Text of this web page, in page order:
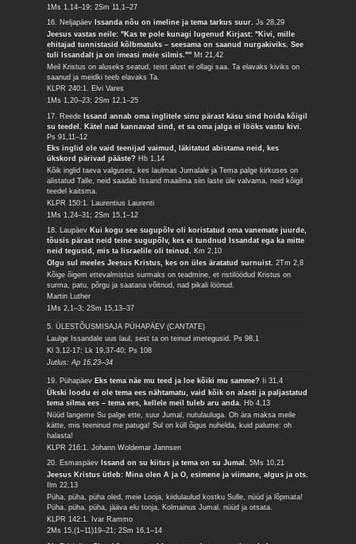
1Ms 1,14–19; 2Sm 11,1–27
16. Neljapäev Issanda nõu on imeline ja tema tarkus suur.Js 28,29
Jeesus vastas neile: "Kas te pole kunagi lugenud Kirjast: "Kivi, mille
ehitajad tunnistasid kõlbmatuks – seesama on saanud nurgakiviks. See
tuli Issandalt ja on imeasi meie silmis."" Mt 21,42
Meil Kristus on aluseks seatud, teist alust ei ollagi saa. Ta elavaks kiviks on
saanud ja meidki teeb elavaks Ta.
KLPR 240:1. Elvi Vares
1Ms 1,20–23; 2Sm 12,1–25
17. Reede Issand annab oma inglitele sinu pärast käsu sind hoida kõigil
su teedel. Kätel nad kannavad sind, et sa oma jalga ei lööks vastu kivi.
Ps 91,11–12
Eks inglid ole vaid teenijad vaimud, läkitatud abistama neid, kes
ükskord pärivad pääste? Hb 1,14
Kõik inglid taeva valguses, kes laulmas Jumalale ja Tema palge kirkuses on
alistatud Talle, neid saadab Issand maailma siin laste üle valvama, neid kõigil
teedel kaitsma.
KLPR 150:1. Laurentius Laurenti
1Ms 1,24–31; 2Sm 15,1–12
18. Laupäev Kui kogu see sugupõlv oli koristatud oma vanemate juurde,
tõusis pärast neid teine sugupõlv, kes ei tundnud Issandat ega ka mitte
neid tegusid, mis ta Iisraelile oli teinud. Km 2,10
Olgu sul meeles Jeesus Kristus, kes on üles äratatud surnuist.2Tm 2,8
Kõige õigem ettevalmistus surmaks on teadmine, et ristilöödud Kristus on
surma, patu, põrgu ja saatana võitnud, nad pikali löönud.
Martin Luther
1Ms 2,1–3; 2Sm 15,13–37
5. ÜLESTÕUSMISAJA PÜHAPÄEV (CANTATE)
Laulge Issandale uus laul, sest ta on teinud imetegusid. Ps 98,1
Kl 3,12-17; Lk 19,37-40; Ps 108
Jutlus: Ap 16,23–34
19. Pühapäev Eks tema näe mu teed ja loe kõiki mu samme?
Ii 31,4
Ükski loodu ei ole tema ees nähtamatu, vaid kõik on alasti ja paljastatud
tema silma ees – tema ees, kellele meil tuleb aru anda. Hb 4,13
Nüüd langeme Su palge ette, suur Jumal, nutulauluga. Oh ära maksa meile
kätte, mis teeninud me patuga! Sul on küll õigus nuhelda, kuid palume: oh
halasta!
KLPR 216:1. Johann Woldemar Jannsen
20. Esmaspäev Issand on su kiitus ja tema on su Jumal.5Ms 10,21
Jeesus Kristus ütleb: Mina olen A ja O, esimene ja viimane, algus ja ots.
Ilm 22,13
Püha, püha, püha oled, meie Looja, kiidulaulud kostku Sulle, nüüd ja lõpmata!
Püha, püha, püha, jääva elu tooja, Kolmainus Jumal, nüüd ja otsata.
KLPR 142:1. Ivar Rammo
2Ms 15,(1–11)19–21; 2Sm 16,1–14